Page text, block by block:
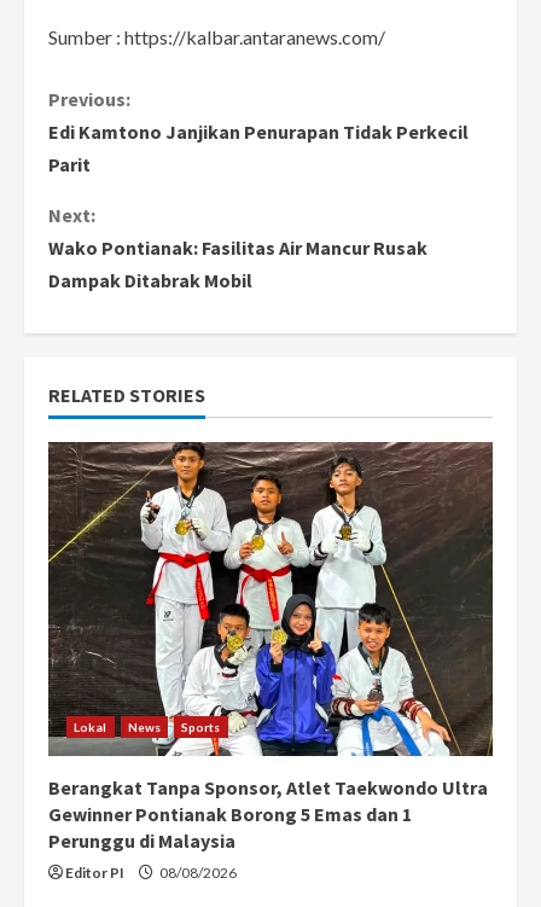
Sumber : https://kalbar.antaranews.com/
C
o
n
t
u
e
R
e
a
d
i
n
g
Previous:
Edi Kamtono Janjikan Penurapan Tidak Perkecil
Parit
Next:
Wako Pontianak: Fasilitas Air Mancur Rusak
Dampak Ditabrak Mobil
RELATED STORIES
Lokal News Sports
Berangkat Tanpa Sponsor, Atlet Taekwondo Ultra
Gewinner Pontianak Borong 5 Emas dan 1
Perunggu di Malaysia
Editor PI 08/08/2026